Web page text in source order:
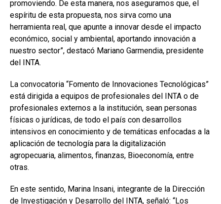
promoviendo. De esta manera, nos aseguramos que, el
espíritu de esta propuesta, nos sirva como una
herramienta real, que apunte a innovar desde el impacto
económico, social y ambiental, aportando innovación a
nuestro sector”, destacó Mariano Garmendia, presidente
del INTA.
La convocatoria “Fomento de Innovaciones Tecnológicas”
está dirigida a equipos de profesionales del INTA o de
profesionales externos a la institución, sean personas
físicas o jurídicas, de todo el país con desarrollos
intensivos en conocimiento y de temáticas enfocadas a la
aplicación de tecnología para la digitalización
agropecuaria, alimentos, finanzas, Bioeconomía, entre
otras.
En este sentido, Marina Insani, integrante de la Dirección
de Investigación y Desarrollo del INTA, señaló: “Los